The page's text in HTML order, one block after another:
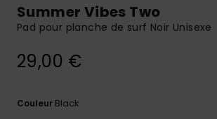
plus rapide
à votre
Summer Vibes Two
Pad pour planche de surf Noir Unisexe
29,00 €
Couleur Black